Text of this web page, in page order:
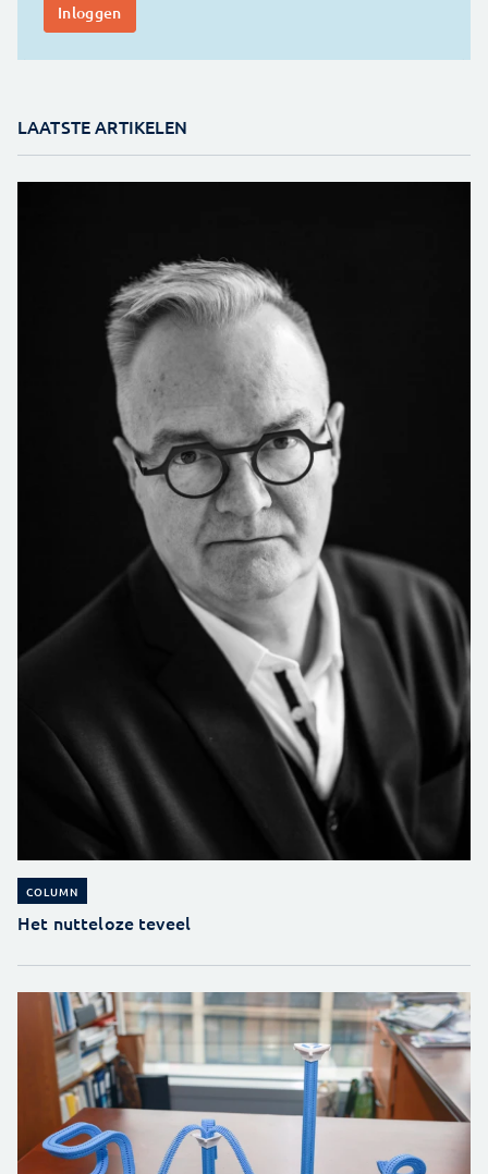
LAATSTE ARTIKELEN
COLUMN
Het nutteloze teveel